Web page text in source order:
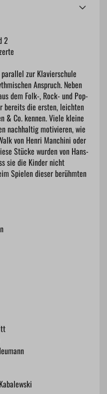
2
zur Klavierschule
Anspruch. Neben
dem Folk-, Rock- und Pop-
bereits die ersten, leichten
& Co. kennen. Viele kleine
nachhaltig motivieren, wie
von Henri Manchini oder
Stücke wurden von Hans-
sie die Kinder nicht
Spielen dieser berühmten